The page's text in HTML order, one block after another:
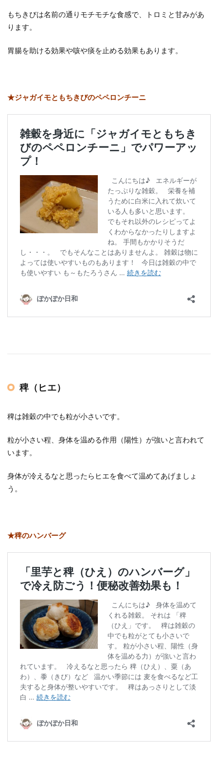
もちきびは名前の通りモチモチな食感で、トロミと甘みがあ
ります。
胃腸を助ける効果や咳や痰を止める効果もあります。
★ジャガイモともちきびのペペロンチーニ
稗（ヒエ）
稗は雑穀の中でも粒が小さいです。
粒が小さい程、身体を温める作用（陽性）が強いと言われて
います。
身体が冷えるなと思ったらヒエを食べて温めてあげましょ
う。
★稗のハンバーグ